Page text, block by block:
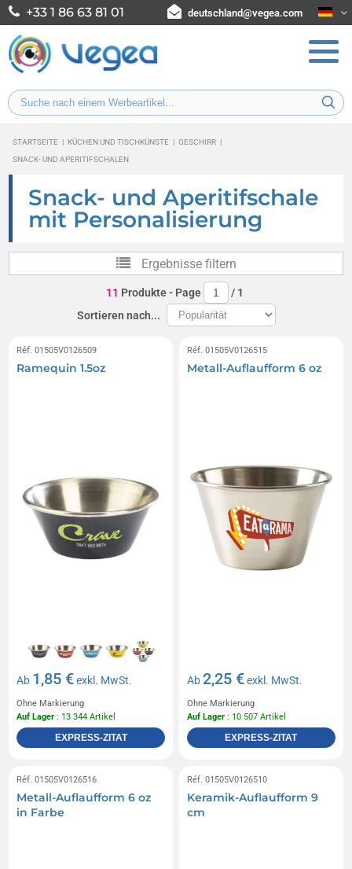
+33 1 86 63 81 01 deutschland@vegea.com
STARTSEITE | KÜCHEN UND TISCHKÜNSTE | GESCHIRR |
SNACK- UND APERITIFSCHALEN
Snack- und Aperitifschale
mit Personalisierung
Ergebnisse filtern
11 Produkte - Page / 1
Sortieren nach...
Réf. 01505V0126509
Ramequin 1.5oz
Ab 1,85 €exkl. MwSt.
Ohne Markierung
Auf Lager : 13 344 Artikel
EXPRESS-ZITAT
Réf. 01505V0126515
Metall-Auflaufform 6 oz
Ab2,25 €exkl. MwSt.
Ohne Markierung
Auf Lager : 10 507 Artikel
EXPRESS-ZITAT
Réf. 01505V0126516
Metall-Auflaufform 6 oz
in Farbe
Réf. 01505V0126510
Keramik-Auflaufform 9
cm